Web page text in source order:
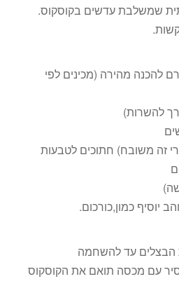
שמשלבת עדשים בקוסקוס.
קוסקוס של 350 גרם להכנה מהירה (מכינים לפי
להשרות)
יוסיף כמון,כורכום.
הבצלים עד להשחמה
סיר עם מכסה תואם את הקוסקוס